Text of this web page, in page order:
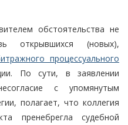
обстоятельства не
открывшихся (новых),
процессуального
По сути, в заявлении
с упомянутым
полагает, что коллегия
пренебрегла судебной